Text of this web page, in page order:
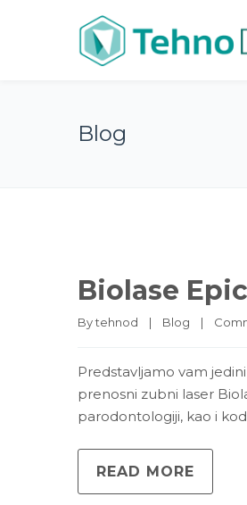
Blog
Biolase
By tehnod | Blog |
Predstavljamo vam
prenosni zubni laser
parodontologiji, kao i
READ MORE